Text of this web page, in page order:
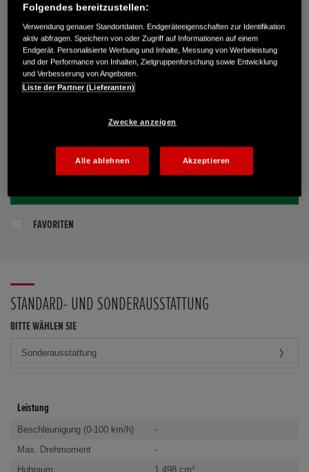
RUFEN SIE UNS AN:
0931-279800
Route planen
Händlerbestand anzeigen
E-MAIL-ANFRAGE
FAVORITEN
STANDARD- UND SONDERAUSSTATTUNG
BITTE WÄHLEN SIE
Leistung
Beschleunigung (0-100 km/h)
-
Max. Drehmoment
-
Hubraum
1.498 cm³
Folgendes bereitzustellen:
Verwendung genauer Standortdaten. Endgeräteeigenschaften zur Identifikation
aktiv abfragen. Speichern von oder Zugriff auf Informationen auf einem
Endgerät. Personalisierte Werbung und Inhalte, Messung von Werbeleistung
und der Performance von Inhalten, Zielgruppenforschung sowie Entwicklung
und Verbesserung von Angeboten.
Liste der Partner (Lieferanten)
Zwecke anzeigen
Alle ablehnen Akzeptieren